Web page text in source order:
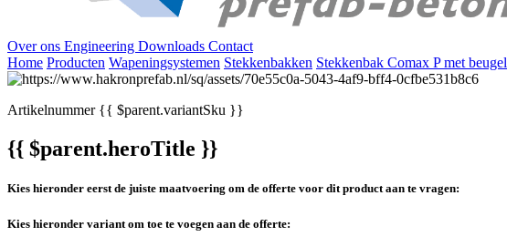
Over ons Engineering Downloads Contact
Home Producten Wapeningsystemen Stekkenbakken Stekkenbak Comax P met beugel
Artikelnummer{{ $parent.variantSku }}
{{ $parent.heroTitle }}
Kies hieronder eerst de juiste maatvoering om de offerte voor dit product aan te vragen:
Kies hieronder variant om toe te voegen aan de offerte: